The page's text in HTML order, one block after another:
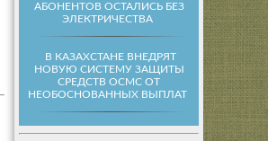
АБОНЕНТОВ ОСТАЛИСЬ БЕЗ
ЭЛЕКТРИЧЕСТВА
В КАЗАХСТАНЕ ВНЕДРЯТ
НОВУЮ СИСТЕМУ ЗАЩИТЫ
СРЕДСТВ ОСМС ОТ
НЕОБОСНОВАННЫХ ВЫПЛАТ